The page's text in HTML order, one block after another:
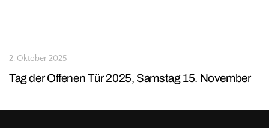
2. Oktober 2025
Tag der Offenen Tür 2025, Samstag 15. November